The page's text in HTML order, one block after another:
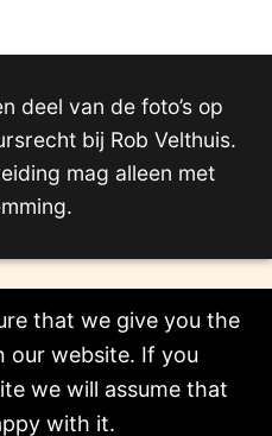
deel van de foto’s op
bij Rob Velthuis.
mag alleen met
that we give you the
our website. If you
we will assume that
with it.